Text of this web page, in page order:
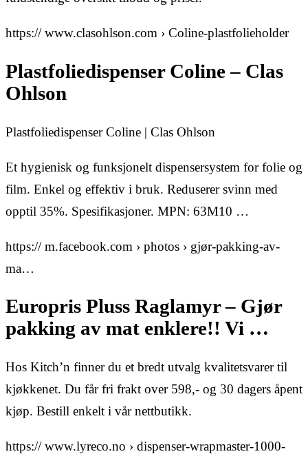
https:// www.clasohlson.com › Coline-plastfolieholder
Plastfoliedispenser Coline – Clas
Ohlson
Plastfoliedispenser Coline | Clas Ohlson
Et hygienisk og funksjonelt dispensersystem for folie og
film. Enkel og effektiv i bruk. Reduserer svinn med
opptil 35%. Spesifikasjoner. MPN: 63M10 …
https:// m.facebook.com › photos › gjør-pakking-av-
ma…
Europris Pluss Raglamyr – Gjør
pakking av mat enklere!! Vi …
Hos Kitch’n finner du et bredt utvalg kvalitetsvarer til
kjøkkenet. Du får fri frakt over 598,- og 30 dagers åpent
kjøp. Bestill enkelt i vår nettbutikk.
https:// www.lyreco.no › dispenser-wrapmaster-1000-